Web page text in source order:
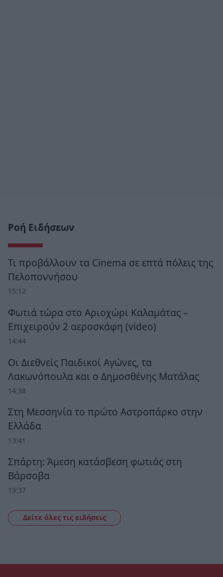
Ροή Ειδήσεων
Τι προβάλλουν τα Cinema σε επτά πόλεις της
Πελοποννήσου
15:12
Φωτιά τώρα στο Αριοχώρι Καλαμάτας –
Επιχειρούν 2 αεροσκάφη (video)
14:44
Οι Διεθνείς Παιδικοί Αγώνες, τα
Λακωνόπουλα και ο Δημοσθένης Ματάλας
14:38
Στη Μεσσηνία το πρώτο Αστροπάρκο στην
Ελλάδα
13:41
Σπάρτη: Άμεση κατάσβεση φωτιάς στη
Βάρσοβα
13:37
Δείτε όλες τις ειδήσεις